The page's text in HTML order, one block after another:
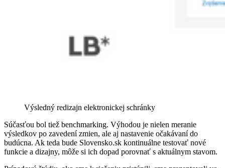
Výsledný redizajn elektronickej schránky
Súčasťou bol tiež benchmarking. Výhodou je nielen meranie
výsledkov po zavedení zmien, ale aj nastavenie očakávaní do
budúcna. Ak teda bude Slovensko.sk kontinuálne testovať nové
funkcie a dizajny, môže si ich dopad porovnať s aktuálnym stavom.